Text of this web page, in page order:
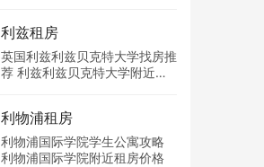
利兹租房
英国利兹利兹贝克特大学找房推
荐 利兹利兹贝克特大学附近住
利物浦租房
利物浦国际学院学生公寓攻略
利物浦国际学院附近租房价格